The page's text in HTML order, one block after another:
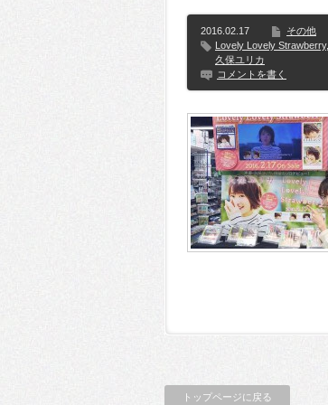
2016.02.17
その他
Lovely Lovely Strawberry,
久保ユリカ
コメントを書く
トップページに戻る